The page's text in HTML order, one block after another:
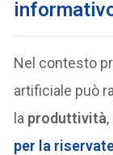
Nel contesto
artificiale può
la produttività
per la